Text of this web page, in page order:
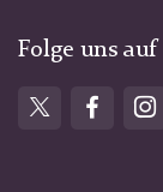
Folge uns auf